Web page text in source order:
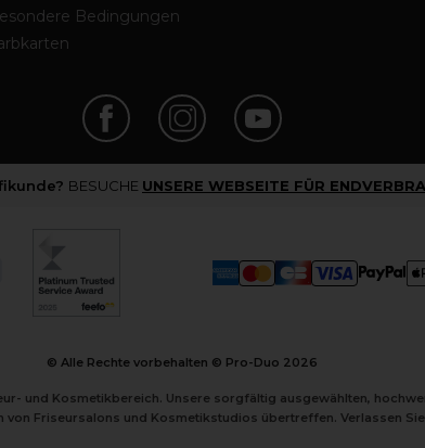
Bedingungen
BESUCHE UNSERE WEBSEITE FÜR
© Alle Rechte vorbehalten © Pro-Duo 2026
und Kosmetikbereich. Unsere sorgfältig ausgewählten,
Friseursalons und Kosmetikstudios übertreffen. Verlassen